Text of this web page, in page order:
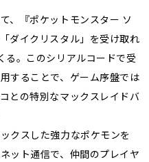
、『ポケットモンスター ソ
ダイクリスタル」を受け取れ
る。このシリアルコードで受
することで、ゲーム序盤では
との特別なマックスレイドバ
クスした強力なポケモンを
ット通信で、仲間のプレイヤ